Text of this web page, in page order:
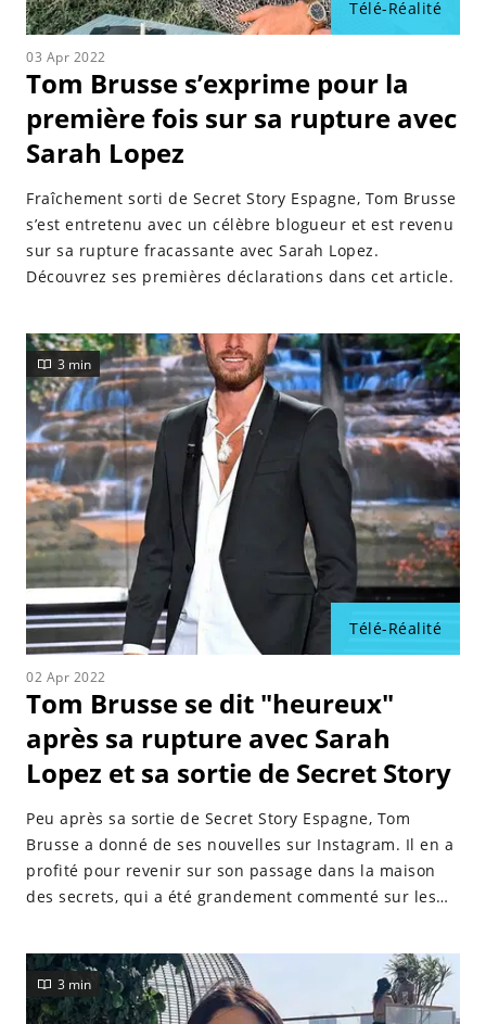
Télé-Réalité
03 Apr 2022
Tom Brusse s’exprime pour la
première fois sur sa rupture avec
Sarah Lopez
Fraîchement sorti de Secret Story Espagne, Tom Brusse
s’est entretenu avec un célèbre blogueur et est revenu
sur sa rupture fracassante avec Sarah Lopez.
Découvrez ses premières déclarations dans cet article.
Télé-Réalité
3 min
02 Apr 2022
Tom Brusse se dit "heureux"
après sa rupture avec Sarah
Lopez et sa sortie de Secret Story
Peu après sa sortie de Secret Story Espagne, Tom
Brusse a donné de ses nouvelles sur Instagram. Il en a
profité pour revenir sur son passage dans la maison
des secrets, qui a été grandement commenté sur les
3 min